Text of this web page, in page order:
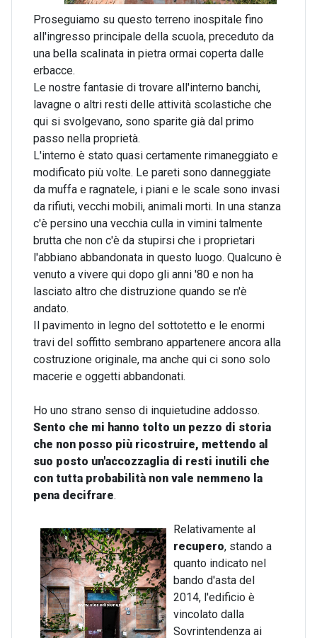
Proseguiamo su questo terreno inospitale fino
all'ingresso principale della scuola, preceduto da
una bella scalinata in pietra ormai coperta dalle
erbacce.
Le nostre fantasie di trovare all'interno banchi,
lavagne o altri resti delle attività scolastiche che
qui si svolgevano, sono sparite già dal primo
passo nella proprietà.
L'interno è stato quasi certamente rimaneggiato e
modificato più volte. Le pareti sono danneggiate
da muffa e ragnatele, i piani e le scale sono invasi
da rifiuti, vecchi mobili, animali morti. In una stanza
c'è persino una vecchia culla in vimini talmente
brutta che non c'è da stupirsi che i proprietari
l'abbiano abbandonata in questo luogo. Qualcuno è
venuto a vivere qui dopo gli anni '80 e non ha
lasciato altro che distruzione quando se n'è
andato.
Il pavimento in legno del sottotetto e le enormi
travi del soffitto sembrano appartenere ancora alla
costruzione originale, ma anche qui ci sono solo
macerie e oggetti abbandonati.
Ho uno strano senso di inquietudine addosso.
Sento che mi hanno tolto un pezzo di storia
che non posso più ricostruire, mettendo al
suo posto un'accozzaglia di resti inutili che
con tutta probabilità non vale nemmeno la
pena decifrare.
Relativamente al
recupero, stando a
quanto indicato nel
bando d'asta del
2014, l'edificio è
vincolato dalla
Sovrintendenza ai